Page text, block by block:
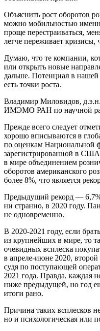
Объяснить рост оборотов
можно мобильностью
проще перестраиваться,
легче переживает
Думаю, что те компании,
или открыть новые
дальше. Потенциал в нашей
есть точки роста.
Владимир Миловидов,
ИМЭМО РАН по научной
Прежде всего следует
хорошо вписываются в
по оценкам Национальной
зарегистрированной в
в мире объединением
оборотов американского
более 8%, что является
Предыдущий рекорд —
ни странно, в 2020 году.
не одновременно.
В 2020-2021 году, если
из крупнейших в мире, то
очевидных всплеска
в апреле-июне 2020,
судя по поступающей
2021 года. Правда, каждая
ниже предыдущей, но год
итоги рано.
Причина таких всплесков
но и психологическая или